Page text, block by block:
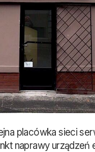
placówka sieci
naprawy